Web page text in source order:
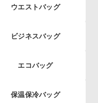
ウエストバッグ
ビジネスバッグ
エコバッグ
保温保冷バッグ